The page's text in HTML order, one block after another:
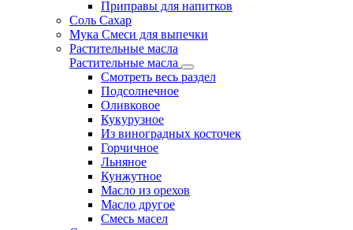
Приправы для напитков
Соль Сахар
Мука Смеси для выпечки
Растительные масла
Растительные масла
Смотреть весь раздел
Подсолнечное
Оливковое
Кукурузное
Из виноградных косточек
Горчичное
Льняное
Кунжутное
Масло из орехов
Масло другое
Смесь масел